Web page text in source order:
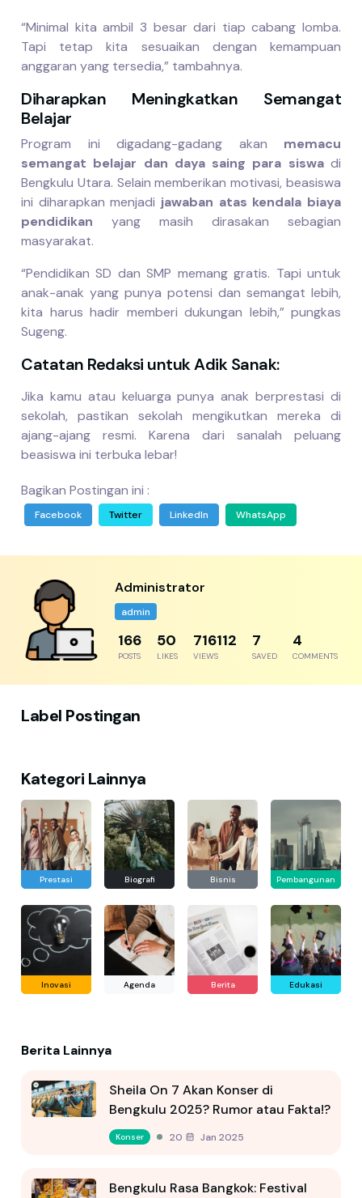
“Minimal kita ambil 3 besar dari tiap cabang lomba.
Tapi tetap kita sesuaikan dengan kemampuan
anggaran yang tersedia,” tambahnya.
Diharapkan Meningkatkan Semangat
Belajar
Program ini digadang-gadang akan memacu
semangat belajar dan daya saing para siswadi
Bengkulu Utara. Selain memberikan motivasi, beasiswa
ini diharapkan menjadi jawaban atas kendala biaya
pendidikan yang masih dirasakan sebagian
masyarakat.
“Pendidikan SD dan SMP memang gratis. Tapi untuk
anak-anak yang punya potensi dan semangat lebih,
kita harus hadir memberi dukungan lebih,” pungkas
Sugeng.
Catatan Redaksi untuk Adik Sanak:
Jika kamu atau keluarga punya anak berprestasi di
sekolah, pastikan sekolah mengikutkan mereka di
ajang-ajang resmi. Karena dari sanalah peluang
beasiswa ini terbuka lebar!
Bagikan Postingan ini :
Facebook Twitter LinkedIn WhatsApp
Administrator
admin
204
POSTS
61
LIKES
881368
VIEWS
8
SAVED
5
COMMENTS
Label Postingan
Kategori Lainnya
Prestasi Biografi Bisnis Pembangunan
Inovasi Agenda Berita Edukasi
Berita Lainnya
Sheila On 7 Akan Konser di
Bengkulu 2025? Rumor atau Fakta!?
Konser 20 Jan 2025
Bengkulu Rasa Bangkok: Festival